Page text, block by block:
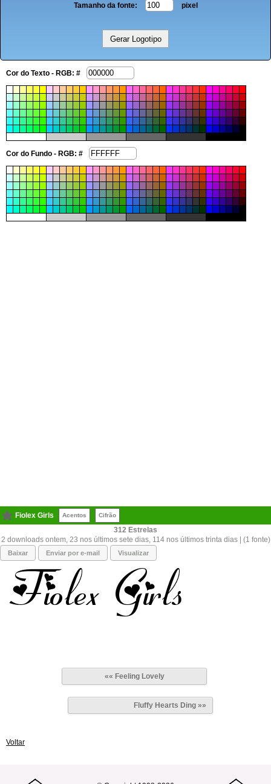
Tamanho da fonte: pixel
Cor do Texto - RGB: #
Cor do Fundo - RGB: #
Fiolex Girls Acentos Cifrão
312
2 downloads ontem, 23 nos últimos sete dias, 114 nos últimos trinta dias | (1 fonte)
Baixar Enviar por e-mail Visualizar
«« Feeling Lovely
Fluffy Hearts Ding »»
Voltar